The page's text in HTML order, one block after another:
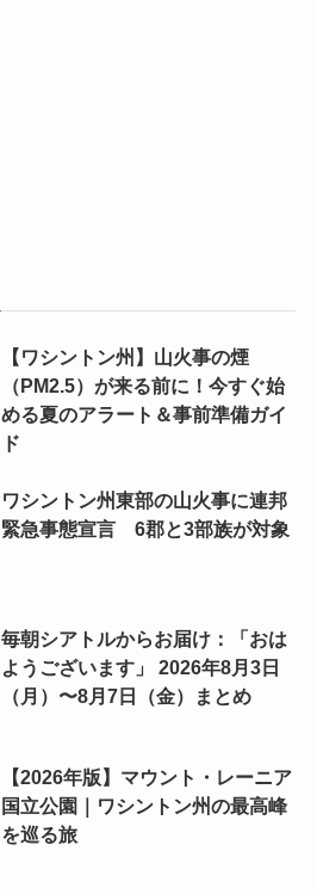
【ワシントン州】山火事の煙
（PM2.5）が来る前に！今すぐ始
める夏のアラート＆事前準備ガイ
ド
ワシントン州東部の山火事に連邦
緊急事態宣言 6郡と3部族が対象
毎朝シアトルからお届け：「おは
ようございます」 2026年8月3日
（月）〜8月7日（金）まとめ
【2026年版】マウント・レーニア
国立公園｜ワシントン州の最高峰
を巡る旅